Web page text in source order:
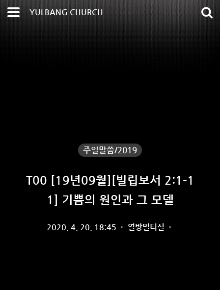
YULBANG CHURCH
주일말씀/2019
T00 [19년09월][빌립보서 2:1-1
1] 기쁨의 원인과 그 모델
2020. 4. 20. 18:45 · 열방멀티실 ·